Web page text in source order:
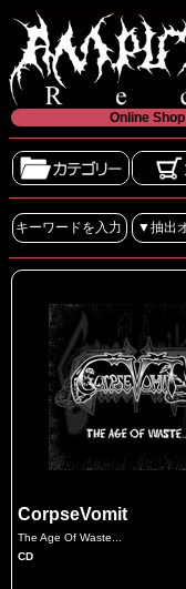
Online Shop
CorpseVomit
The Age Of Waste...
CD